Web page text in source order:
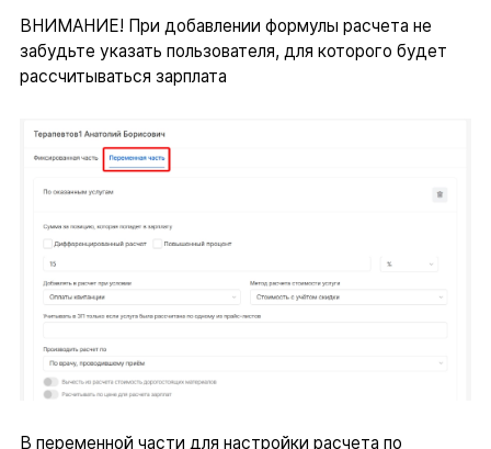
ВНИМАНИЕ! При добавлении формулы расчета не
забудьте указать пользователя, для которого будет
рассчитываться зарплата
В переменной части для настройки расчета по